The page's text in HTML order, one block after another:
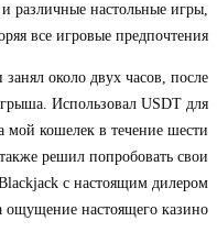
различные настольные игры,
все игровые предпочтения.
около двух часов, после
Использовал USDT для
мой кошелек в течение шести
решил попробовать свои
с настоящим дилером
ощущение настоящего казино.